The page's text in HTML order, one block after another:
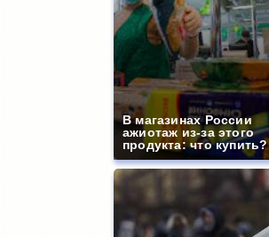
В магазинах России
ажиотаж из-за этого
продукта: что купить?